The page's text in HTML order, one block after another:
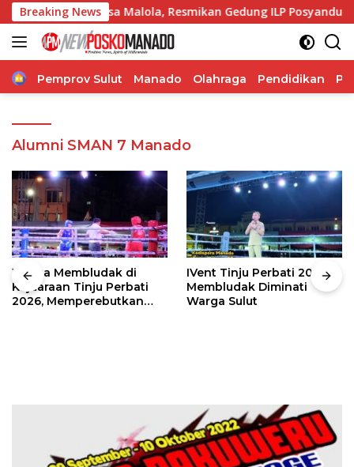
Langsung
ke
konten
Breaking News
166 Desa Malola, Resmikan Gedung ILP Posyandu
Home
Pemprov Sulut Manado Olahraga Pendidikan
Alumni SMAN 7 Manado
Warga Membludak di
Kejuaraan Tinju Perbati
2026, Memperebutkan
IVent Tinju Perbati 2026
Membludak Diminati
Warga Sulut